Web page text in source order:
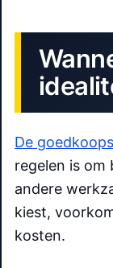
De
regelen is om
andere
kiest,
kosten.